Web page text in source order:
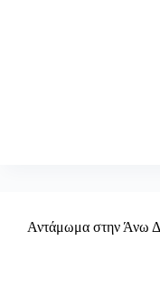
Αντάμωμα στην Άνω